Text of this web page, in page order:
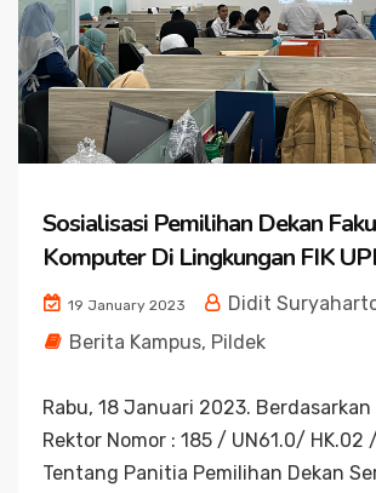
Sosialisasi Pemilihan Dekan
Komputer Di Lingkungan FIK
19 January 2023
Didit
Berita Kampus, Pildek
Rabu, 18 Januari 2023.
Rektor Nomor : 185 / UN61.0/ HK.02
Tentang Panitia Pemilihan Dekan